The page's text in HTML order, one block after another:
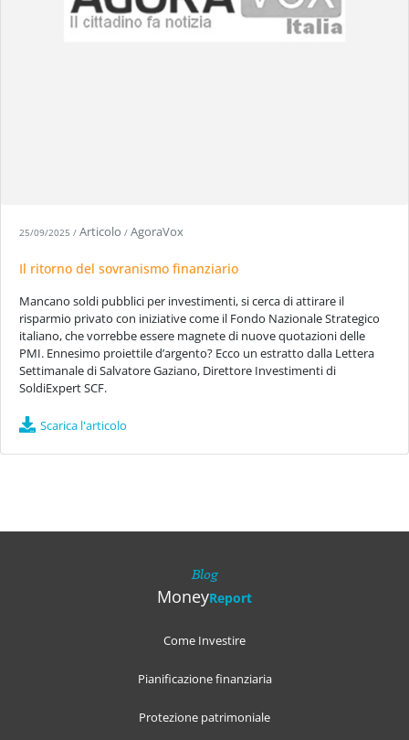
25/09/2025 / Articolo / AgoraVox
Il ritorno del sovranismo finanziario
Mancano soldi pubblici per investimenti, si cerca di attirare il
risparmio privato con iniziative come il Fondo Nazionale Strategico
italiano, che vorrebbe essere magnete di nuove quotazioni delle
PMI. Ennesimo proiettile d’argento? Ecco un estratto dalla Lettera
Settimanale di Salvatore Gaziano, Direttore Investimenti di
SoldiExpert SCF.
Scarica l'articolo
Blog
MoneyReport
Come Investire
Pianificazione finanziaria
Protezione patrimoniale